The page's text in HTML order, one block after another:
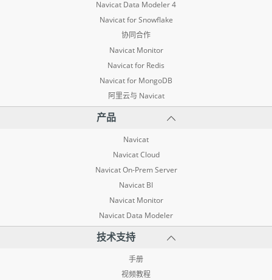
Navicat Data Modeler 4
Navicat for Snowflake
协同合作
Navicat Monitor
Navicat for Redis
Navicat for MongoDB
阿里云与 Navicat
产品
Navicat
Navicat Cloud
Navicat On-Prem Server
Navicat BI
Navicat Monitor
Navicat Data Modeler
技术支持
手册
视频教程